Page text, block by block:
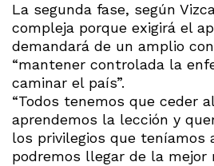
La segunda fase, según
compleja porque exigirá el
demandará de un amplio
“mantener controlada la
caminar el país”.
“Todos tenemos que ceder
aprendemos la lección y
los privilegios que teníamos
podremos llegar de la mejor